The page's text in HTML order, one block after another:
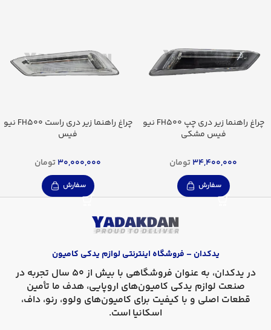
چراغ راهنما زیر دری چپ FH500 نیو
فیس مشکی
34,400,000تومان
سفارش
چراغ راهنما زیر دری راست FH500 نیو
فیس
30,000,000تومان
سفارش
یدکدان – فروشگاه اینترنتی لوازم یدکی کامیون
در یدکدان
، به عنوان فروشگاهی با بیش از 50 سال تجربه در
صنعت لوازم یدکی کامیون‌های اروپایی، هدف ما تأمین
قطعات اصلی و با کیفیت برای کامیون‌های ولوو، رنو، داف،
اسکانیا است.